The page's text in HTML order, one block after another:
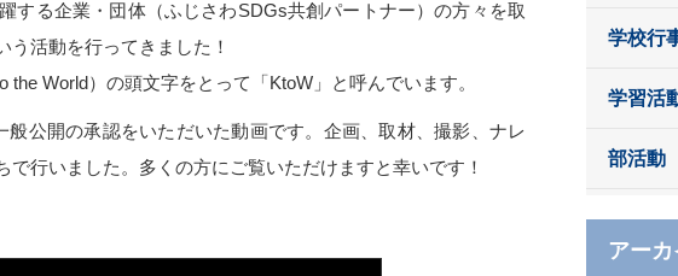
する企業・団体（ふじさわSDGs共創パートナー）の方々を取
活動を行ってきました！
World）の頭文字をとって「KtoW」と呼んでいます。
公開の承認をいただいた動画です。企画、取材、撮影、ナレ
行いました。多くの方にご覧いただけますと幸いです！
学校行
学習活
部活動
アー